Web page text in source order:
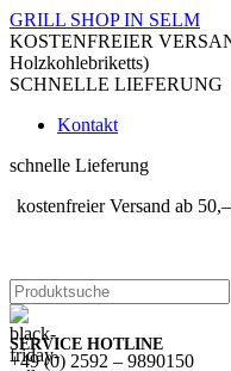
GRILL SHOP IN SELM
KOSTENFREIER
Holzkohlebriketts)
SCHNELLE LIEFERUNG
Kontakt
schnelle Lieferung
kostenfreier Versand ab
SERVICE HOTLINE
+49 (0) 2592 – 9890150